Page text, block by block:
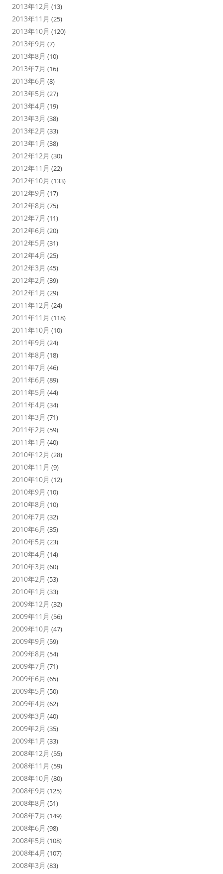
2013年12月 (13)
2013年11月 (25)
2013年10月 (120)
2013年9月 (7)
2013年8月 (10)
2013年7月 (16)
2013年6月 (8)
2013年5月 (27)
2013年4月 (19)
2013年3月 (38)
2013年2月 (33)
2013年1月 (38)
2012年12月 (30)
2012年11月 (22)
2012年10月 (133)
2012年9月 (17)
2012年8月 (75)
2012年7月 (11)
2012年6月 (20)
2012年5月 (31)
2012年4月 (25)
2012年3月 (45)
2012年2月 (39)
2012年1月 (29)
2011年12月 (24)
2011年11月 (118)
2011年10月 (10)
2011年9月 (24)
2011年8月 (18)
2011年7月 (46)
2011年6月 (89)
2011年5月 (44)
2011年4月 (34)
2011年3月 (71)
2011年2月 (59)
2011年1月 (40)
2010年12月 (28)
2010年11月 (9)
2010年10月 (12)
2010年9月 (10)
2010年8月 (10)
2010年7月 (32)
2010年6月 (35)
2010年5月 (23)
2010年4月 (14)
2010年3月 (60)
2010年2月 (53)
2010年1月 (33)
2009年12月 (32)
2009年11月 (56)
2009年10月 (47)
2009年9月 (59)
2009年8月 (54)
2009年7月 (71)
2009年6月 (65)
2009年5月 (50)
2009年4月 (62)
2009年3月 (40)
2009年2月 (35)
2009年1月 (33)
2008年12月 (55)
2008年11月 (59)
2008年10月 (80)
2008年9月 (125)
2008年8月 (51)
2008年7月 (149)
2008年6月 (98)
2008年5月 (108)
2008年4月 (107)
2008年3月 (83)